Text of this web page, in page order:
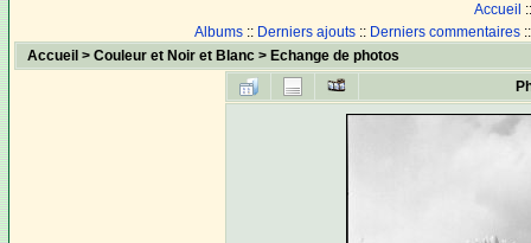
Accueil
Albums :: Derniers ajouts :: Derniers commentaires
Accueil >Couleur et Noir et Blanc > Echange de photos